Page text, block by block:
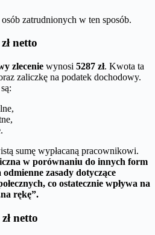
zatrudnionych w ten sposób.
netto
zlecenie wynosi 5287 zł. Kwota ta
zaliczkę na podatek dochodowy.
sumę wypłacaną pracownikowi.
w porównaniu do innych form
zasady dotyczące
co ostatecznie wpływa na
rękę”.
netto